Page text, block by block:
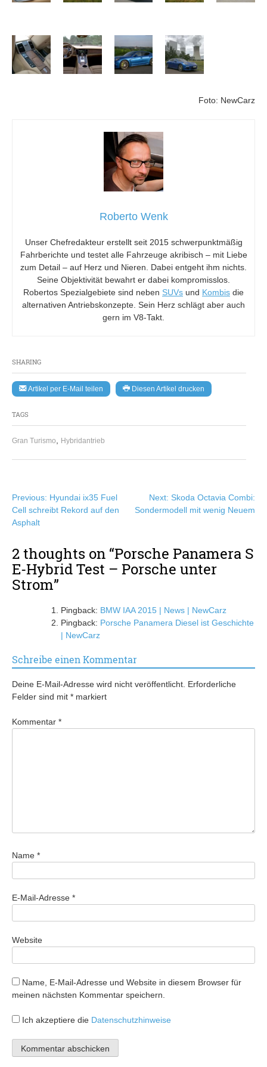
SHARING
Artikel per E-Mail teilen Diesen Artikel drucken
TAGS
Gran Turismo Hybridantrieb
Foto: NewCarz
Roberto Wenk
Unser Chefredakteur erstellt seit 2015 schwerpunktmäßig
Fahrberichte und testet alle Fahrzeuge akribisch – mit Liebe
zum Detail – auf Herz und Nieren. Dabei entgeht ihm nichts.
Seine Objektivität bewahrt er dabei kompromisslos.
Robertos Spezialgebiete sind neben SUVs und Kombis die
alternativen Antriebskonzepte. Sein Herz schlägt aber auch
gern im V8-Takt.
Beitragsnavigation
Previous: Hyundai ix35 Fuel
Cell schreibt Rekord auf den
Asphalt
Next: Skoda Octavia Combi:
Sondermodell mit wenig Neuem
2 thoughts on “Porsche Panamera S
E-Hybrid Test – Porsche unter
Strom”
Pingback: BMW IAA 2015 | News | NewCarz
Pingback: Porsche Panamera Diesel ist Geschichte
| NewCarz
Schreibe einen Kommentar
Deine E-Mail-Adresse wird nicht veröffentlicht. Erforderliche
Felder sind mit * markiert
Kommentar *
Name *
E-Mail-Adresse *
Website
Name, E-Mail-Adresse und Website in diesem Browser für
meinen nächsten Kommentar speichern.
Ich akzeptiere die Datenschutzhinweise